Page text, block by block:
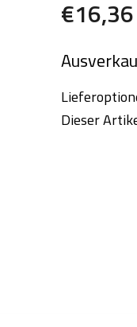
€16,36
Dieser